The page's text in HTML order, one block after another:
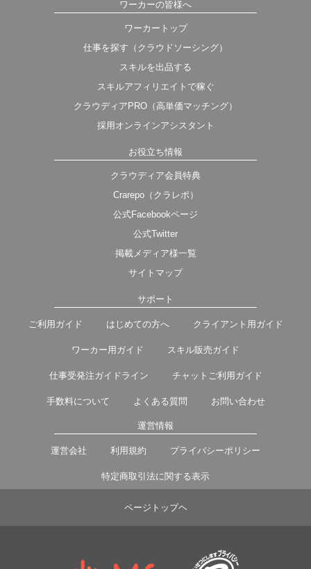
ワーカーの皆様へ
ワーカートップ
仕事を探す（クラウドソーシング）
スキルを出品する
スキルアフィリエイトで稼ぐ
クラウディアPRO（高単価マッチング）
採用オンラインアシスタント
お役立ち情報
クラウディア会員特典
Crarepo（クラレポ）
公式Facebookページ
公式Twitter
掲載メディア様一覧
サイトマップ
サポート
ご利用ガイド はじめての方へ クライアント用ガイド
ワーカー用ガイド スキル販売ガイド
仕事受発注ガイドライン チャットご利用ガイド
手数料について よくある質問 お問い合わせ
運営情報
運営会社 利用規約 プライバシーポリシー
特定商取引法に関する表示
ページトップヘ